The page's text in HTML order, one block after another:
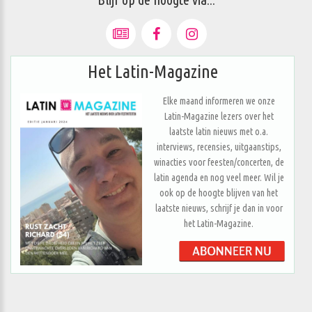
Het Latin-Magazine
Elke maand informeren we onze
Latin-Magazine lezers over het
laatste latin nieuws met o.a.
interviews, recensies, uitgaanstips,
winacties voor feesten/concerten, de
latin agenda en nog veel meer. Wil je
ook op de hoogte blijven van het
laatste nieuws, schrijf je dan in voor
het Latin-Magazine.